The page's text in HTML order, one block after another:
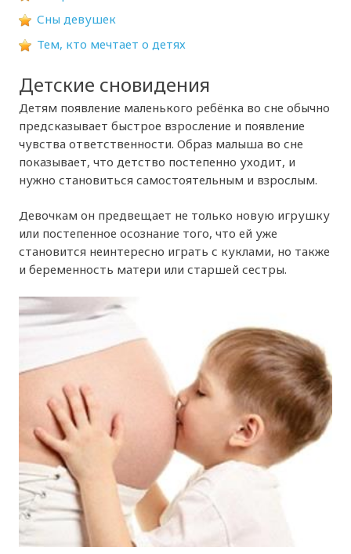
Сны девушек
Тем, кто мечтает о детях
Детские сновидения
Детям появление маленького ребёнка во сне обычно
предсказывает быстрое взросление и появление
чувства ответственности. Образ малыша во сне
показывает, что детство постепенно уходит, и
нужно становиться самостоятельным и взрослым.
Девочкам он предвещает не только новую игрушку
или постепенное осознание того, что ей уже
становится неинтересно играть с куклами, но также
и беременность матери или старшей сестры.